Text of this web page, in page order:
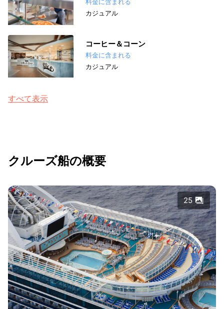
料金に含まれる
カジュアル
コーヒー＆コーン
料金に含まれる
カジュアル
すべて表示
クルーズ船の概要
25